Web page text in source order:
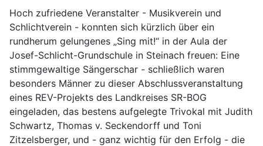
Hoch zufriedene Veranstalter - Musikverein und
Schlichtverein - konnten sich kürzlich über ein
rundherum gelungenes „Sing mit!“ in der Aula der
Josef-Schlicht-Grundschule in Steinach freuen: Eine
stimmgewaltige Sängerschar - schließlich waren
besonders Männer zu dieser Abschlussveranstaltung
eines REV-Projekts des Landkreises SR-BOG
eingeladen, das bestens aufgelegte Trivokal mit Judith
Schwartz, Thomas v. Seckendorff und Toni
Zitzelsberger, und - ganz wichtig für den Erfolg - die